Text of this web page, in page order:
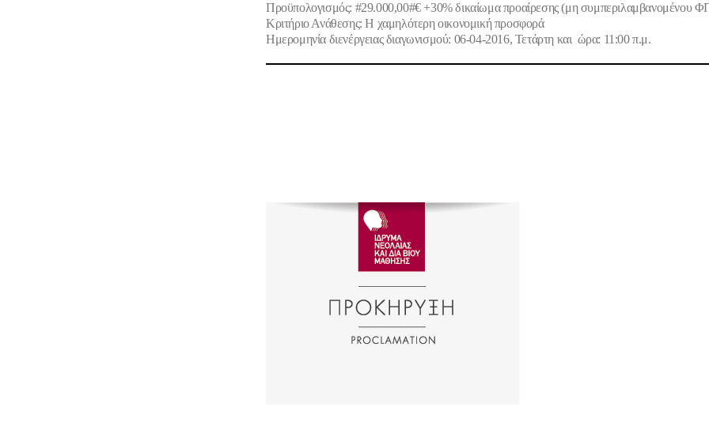
Προϋπολογισμός: #29.000,00#€ +30% δικαίωμα προαίρεσης(μη συμπεριλαμβανομένου
Κριτήριο Ανάθεσης: Η χαμηλότερη οικονομική προσφορά
Ημερομηνία διενέργειας διαγωνισμού: 06-04-2016, Τετάρτη και ώρα: 11:00 π.μ.